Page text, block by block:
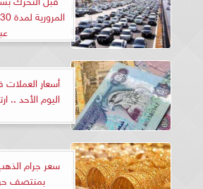
أسعار
اليوم الأحد ..
سعر جرام
بمنتصف